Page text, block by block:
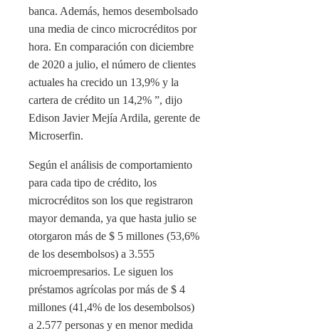
banca. Además, hemos desembolsado
una media de cinco microcréditos por
hora. En comparación con diciembre
de 2020 a julio, el número de clientes
actuales ha crecido un 13,9% y la
cartera de crédito un 14,2% ”, dijo
Edison Javier Mejía Ardila, gerente de
Microserfin.
Según el análisis de comportamiento
para cada tipo de crédito, los
microcréditos son los que registraron
mayor demanda, ya que hasta julio se
otorgaron más de $ 5 millones (53,6%
de los desembolsos) a 3.555
microempresarios. Le siguen los
préstamos agrícolas por más de $ 4
millones (41,4% de los desembolsos)
a 2.577 personas y en menor medida